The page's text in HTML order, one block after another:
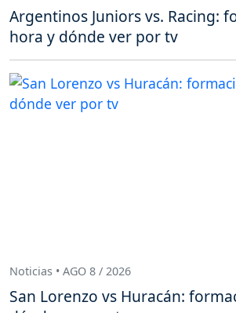
Argentinos Juniors vs. Racing:
hora y dónde ver por tv
Noticias • AGO 8 / 2026
San Lorenzo vs Huracán: